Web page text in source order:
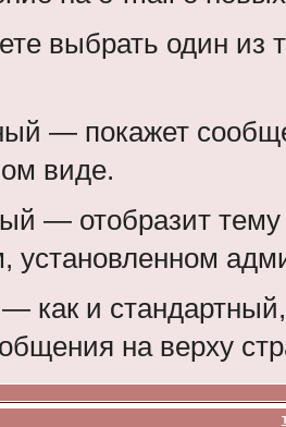
выбрать один из
— покажет
виде.
— отобразит
установленном
как и
на верху